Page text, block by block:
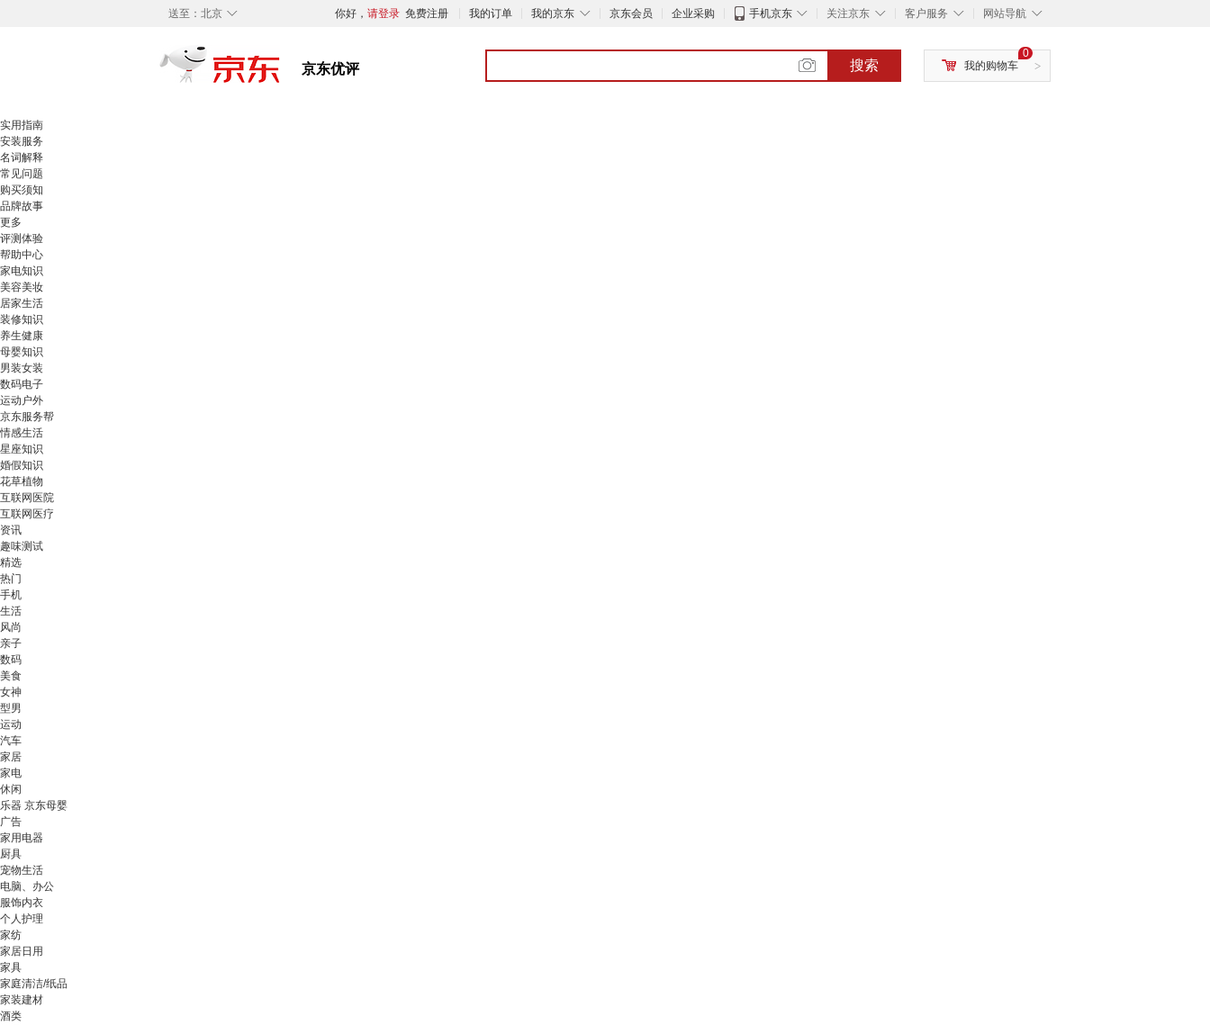
◇
送至： 北京 你好， 请登录 免费注册 我的订单 ◇
我的京东 京东会员 企业采购 ◇
手机京东 ◇
关注京东 ◇
客户服务 ◇
网站导航
搜索 >
0
我的购物车
实用指南
安装服务
名词解释
常见问题
购买须知
品牌故事
更多
评测体验
帮助中心
家电知识
美容美妆
居家生活
装修知识
养生健康
母婴知识
男装女装
数码电子
运动户外
京东服务帮
情感生活
星座知识
婚假知识
花草植物
互联网医院
互联网医疗
资讯
趣味测试
精选
热门
手机
生活
风尚
亲子
数码
美食
女神
型男
运动
汽车
家居
家电
休闲
乐器 京东母婴
广告
家用电器
厨具
宠物生活
电脑、办公
服饰内衣
个人护理
家纺
家居日用
家具
家庭清洁/纸品
家装建材
酒类